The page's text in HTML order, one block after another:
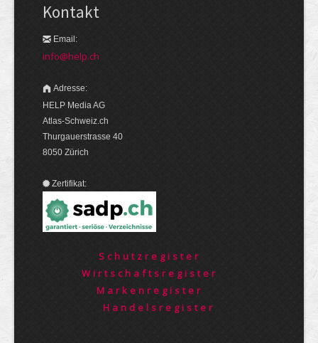
Kontakt
Email:
info@help.ch
Adresse:
HELP Media AG
Atlas-Schweiz.ch
Thurgauerstrasse 40
8050 Zürich
Zertifikat:
Schutzregister
Wirtschaftsregister
Markenregister
Handelsregister